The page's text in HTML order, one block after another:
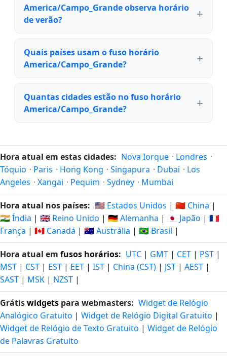
America/Campo_Grande observa horário
de verão?
Quais países usam o fuso horário
America/Campo_Grande?
Quantas cidades estão no fuso horário
America/Campo_Grande?
Hora atual em estas cidades: Nova Iorque · Londres ·
Tóquio · Paris · Hong Kong · Singapura · Dubai · Los
Angeles · Xangai · Pequim · Sydney · Mumbai
Hora atual nos países: 🇺🇸 Estados Unidos | 🇨🇳 China |
🇮🇳 Índia | 🇬🇧 Reino Unido | 🇩🇪 Alemanha | 🇯🇵 Japão | 🇫🇷
França | 🇨🇦 Canadá | 🇦🇺 Austrália | 🇧🇷 Brasil |
Hora atual em fusos horários: UTC | GMT | CET | PST |
MST | CST | EST | EET | IST | China (CST) | JST | AEST |
SAST | MSK | NZST |
Grátiswidgets para webmasters: Widget de Relógio
Analógico Gratuito | Widget de Relógio Digital Gratuito |
Widget de Relógio de Texto Gratuito | Widget de Relógio
de Palavras Gratuito